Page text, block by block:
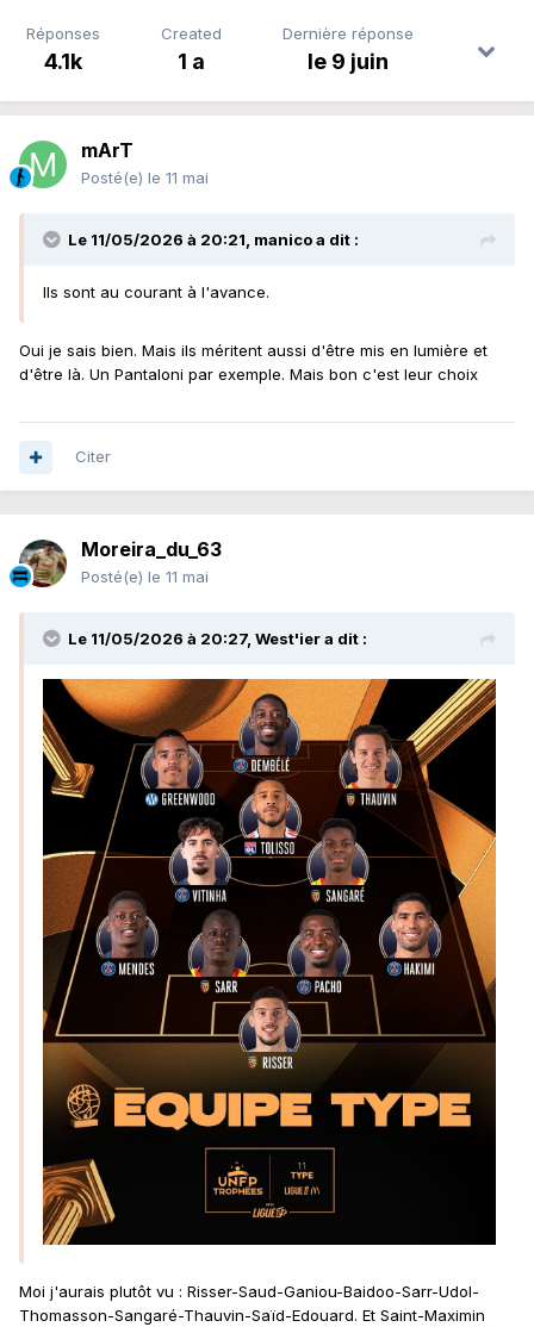
Réponses
4.1k
Created
1 a
Dernière réponse
le 9 juin
mArT
Posté(e) le 11 mai
Le 11/05/2026 à 20:21, manicoa dit :
Ils sont au courant à l'avance.
Oui je sais bien. Mais ils méritent aussi d'être mis en lumière et
d'être là. Un Pantaloni par exemple. Mais bon c'est leur choix
Citer
Moreira_du_63
Posté(e) le 11 mai
Le 11/05/2026 à 20:27, West'iera dit :
Moi j'aurais plutôt vu : Risser-Saud-Ganiou-Baidoo-Sarr-Udol-
Thomasson-Sangaré-Thauvin-Saïd-Edouard. Et Saint-Maximin